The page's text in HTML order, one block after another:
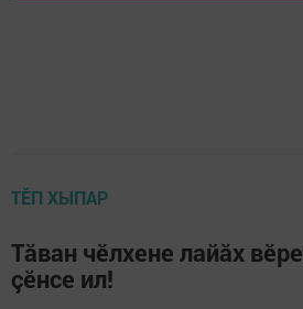
ТӖП ХЫПАР
Тӑван чӗлхене лайăх
çӗнсе ил!